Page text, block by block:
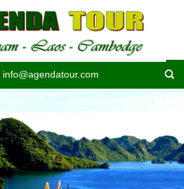
info@agendatour.com